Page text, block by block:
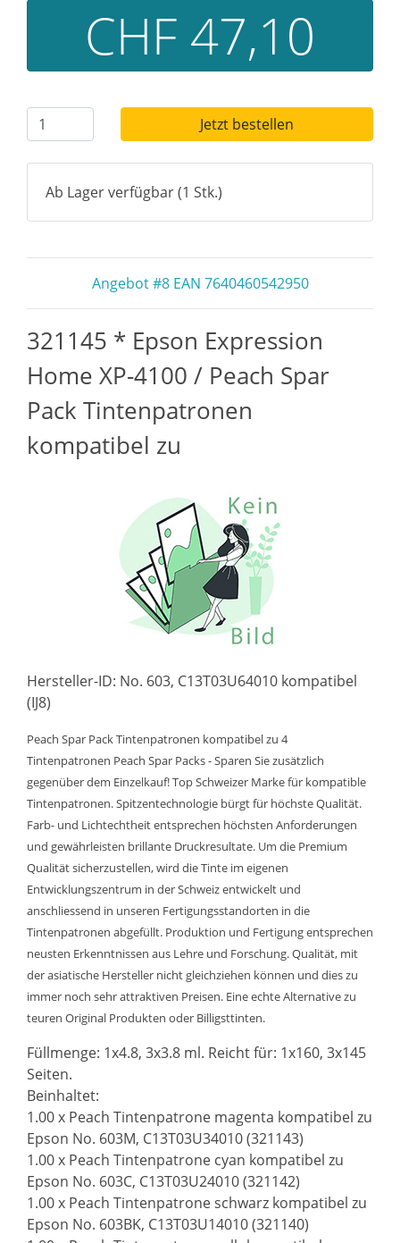
CHF 47,10
Jetzt bestellen
Ab Lager verfügbar (1 Stk.)
Angebot #8 EAN 7640460542950
321145 * Epson Expression
Home XP-4100 / Peach Spar
Pack Tintenpatronen
kompatibel zu
Hersteller-ID: No. 603, C13T03U64010 kompatibel
(IJ8)
Peach Spar Pack Tintenpatronen kompatibel zu 4
Tintenpatronen Peach Spar Packs - Sparen Sie zusätzlich
gegenüber dem Einzelkauf! Top Schweizer Marke für kompatible
Tintenpatronen. Spitzentechnologie bürgt für höchste Qualität.
Farb- und Lichtechtheit entsprechen höchsten Anforderungen
und gewährleisten brillante Druckresultate. Um die Premium
Qualität sicherzustellen, wird die Tinte im eigenen
Entwicklungszentrum in der Schweiz entwickelt und
anschliessend in unseren Fertigungsstandorten in die
Tintenpatronen abgefüllt. Produktion und Fertigung entsprechen
neusten Erkenntnissen aus Lehre und Forschung. Qualität, mit
der asiatische Hersteller nicht gleichziehen können und dies zu
immer noch sehr attraktiven Preisen. Eine echte Alternative zu
teuren Original Produkten oder Billigsttinten.
Füllmenge: 1x4.8, 3x3.8 ml. Reicht für: 1x160, 3x145
Seiten.
Beinhaltet:
1.00 x Peach Tintenpatrone magenta kompatibel zu
Epson No. 603M, C13T03U34010 (321143)
1.00 x Peach Tintenpatrone cyan kompatibel zu
Epson No. 603C, C13T03U24010 (321142)
1.00 x Peach Tintenpatrone schwarz kompatibel zu
Epson No. 603BK, C13T03U14010 (321140)